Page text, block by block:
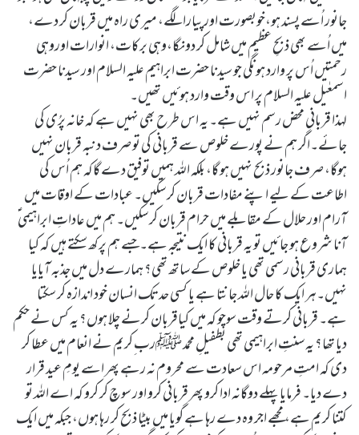
جانور اُسے پسند ہو،خوبصورت اورپیارا لگے، میری راہ میں قربان کر دے،
میں اُسے بھی ذبحِ عظیم میں شامل کر دونگا،وہی برکات، انوارات اوروہی
رحمتیں اُس پر وارد ہونگی جو سیدنا حضرت ابراہیم علیہ السلام اور سیدنا حضرت
اسمعٰیل علیہ السلام پر اس وقت وارد ہوئیں تھیں۔
لہذا قربانی محض رسم نہیں ہے۔ یہ اس طرح بھی نہیں ہے کہ خانہ پرُی کی
جائے۔اگر ہم نے پورے خلوص سے قربانی کی تو صرف دنبہ قربان نہیں
ہوگا، صرف جانور ذبح نہیں ہو گا، بلکہ اللہ ہمیں توفیق دے گاکہ ہم اُس کی
اطاعت کے لیے اپنے مفادات قربان کر سکیں۔ عبادات کے اوقات میں
آرام اور حلال کے مقابلے میں حرام قربان کر سکیں۔ ہم میں عاداتِ ابراہیمی ؑ
آنا شروع ہو جائیں تو یہ قربانی کا ایک نتیجہ ہے۔جسے ہم پرکھ سکتے ہیں کہ کیا
ہماری قربانی رسمی تھی یا خلوص کے ساتھ تھی؟ ہمارے دل میں جذبہ آیایا
نہیں۔ہر ایک کا حال اللہ جانتا ہے یا کسی حد تک انسان خود اندازہ کر سکتا
ہے۔ قربانی کرتے وقت سوچو کہ میں کیاقربان کرنے چلا ہوں؟ یہ کس نے حکم
دیا تھا؟ یہ سنتِ ابراہیمی تھی بطفیلِ محمد ﷺرب ِکریم نے انعام میں عطا کر
دی کہ امتِ مرحومہ اس سعادت سے محروم نہ رہے پھر اسے یومِ عید قرار
دے دیا۔ فرمایا پہلے دوگانہ ادا کرو پھر قربانی کرو اور سوچ کر کرو کہ اے اللہ تو
کتنا کریم ہے، مجھے اجر وہ دے رہا ہے گویا میں بیٹا ذبح کر رہا ہوں، جبکہ میں ایک